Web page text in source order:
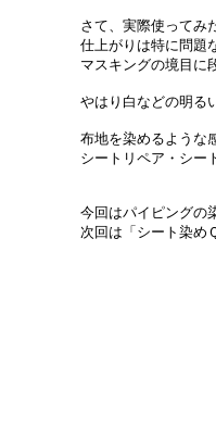
さて、実際使ってみ
仕上がりは特に問題
マスキングの境目に
やはり白などの明る
布地を染めるような
シートリペア・シー
今回はパイピングの
次回は「シート染め